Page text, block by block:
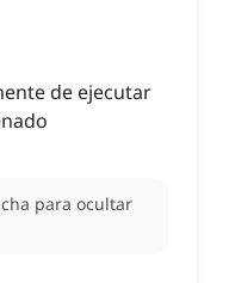
de ejecutar
para ocultar